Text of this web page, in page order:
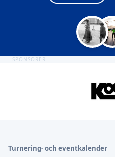
SPONSORER
Turnering- och eventkalender